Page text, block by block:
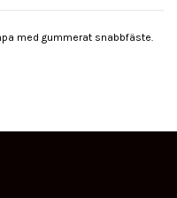
med gummerat snabbfäste.